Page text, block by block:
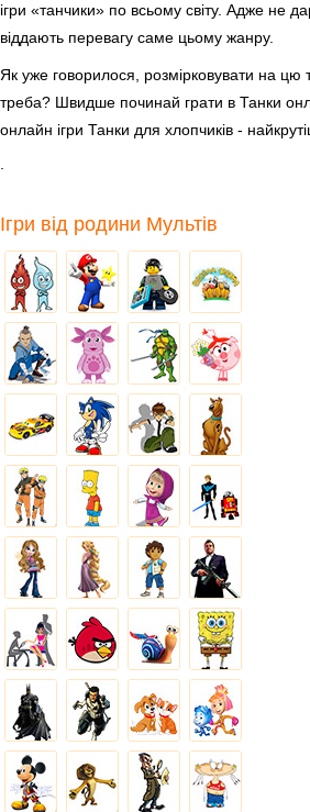
ігри «танчики» по всьому світу. Адже не
віддають перевагу саме цьому жанру.
Як уже говорилося, розмірковувати на
треба? Швидше починай грати в Танки
онлайн ігри Танки для хлопчиків -
.
Ігри від родини Мультів